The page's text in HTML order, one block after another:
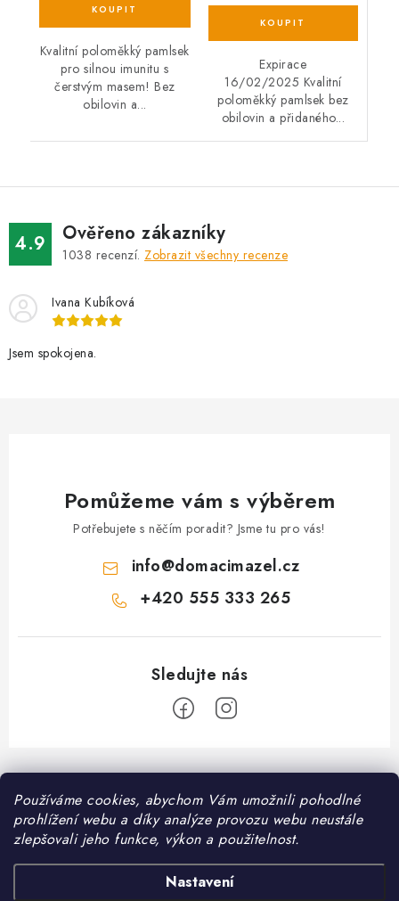
Používáme cookies, abychom Vám umožnili pohodlné
prohlížení webu a díky analýze provozu webu neustále
zlepšovali jeho funkce, výkon a použitelnost.
Nastavení
Kvalitní poloměkký pamlsek
pro silnou imunitu s
čerstvým masem! Bez
obilovin a...
Expirace
16/02/2025 Kvalitní
poloměkký pamlsek bez
obilovin a přidaného...
4.9 Ověřeno zákazníky
1038 recenzí. Zobrazit všechny recenze
Ivana Kubíková
Jsem spokojena.
Pomůžeme vám s výběrem
Potřebujete s něčím poradit? Jsme tu pro vás!
info@domacimazel.cz
+420 555 333 265
Z
á
Informace pro vás
Kontakt
Možnosti dopravy
❤️ Oblíbené kategorie